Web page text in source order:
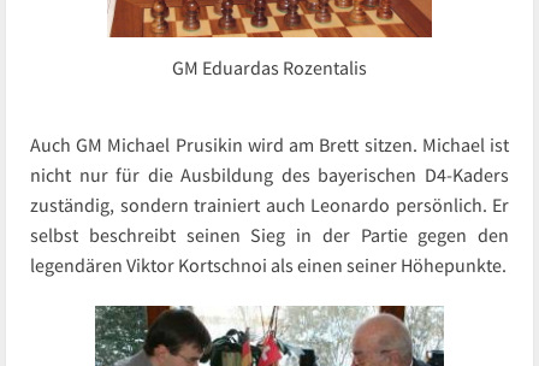
GM Eduardas Rozentalis
Auch GM Michael Prusikin wird am Brett sitzen. Michael ist
nicht nur für die Ausbildung des bayerischen D4-Kaders
zuständig, sondern trainiert auch Leonardo persönlich. Er
selbst beschreibt seinen Sieg in der Partie gegen den
legendären Viktor Kortschnoi als einen seiner Höhepunkte.